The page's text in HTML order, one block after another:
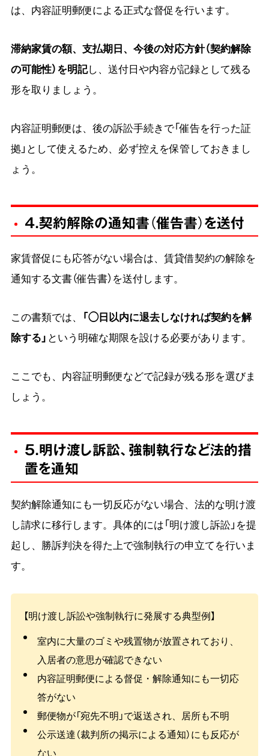
は、内容証明郵便による正式な督促を行います。
滞納家賃の額、支払期日、今後の対応方針（契約解除
の可能性）を明記し、送付日や内容が記録として残る
形を取りましょう。
内容証明郵便は、後の訴訟手続きで「催告を行った証
拠」として使えるため、必ず控えを保管しておきまし
ょう。
4.契約解除の通知書（催告書）を送付
家賃督促にも応答がない場合は、賃貸借契約の解除を
通知する文書（催告書）を送付します。
この書類では、
「◯日以内に退去しなければ契約を解
除する」 という明確な期限を設ける必要があります。
ここでも、内容証明郵便などで記録が残る形を選びま
しょう。
5.明け渡し訴訟、強制執行など法的措
置を通知
契約解除通知にも一切反応がない場合、法的な明け渡
し請求に移行します。具体的には「明け渡し訴訟」を提
起し、勝訴判決を得た上で強制執行の申立てを行いま
す。
【明け渡し訴訟や強制執行に発展する典型例】
室内に大量のゴミや残置物が放置されており、
入居者の意思が確認できない
内容証明郵便による督促・解除通知にも一切応
答がない
郵便物が「宛先不明」で返送され、居所も不明
公示送達（裁判所の掲示による通知）にも反応が
ない